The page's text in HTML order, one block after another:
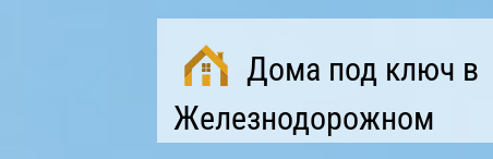
Дома под ключ в
Железнодорожном